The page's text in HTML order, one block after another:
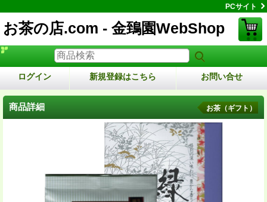
PCサイト
お茶の店.com - 金鵄園WebShop
ログイン 新規登録はこちら お問い合せ
商品詳細 お茶（ギフト）